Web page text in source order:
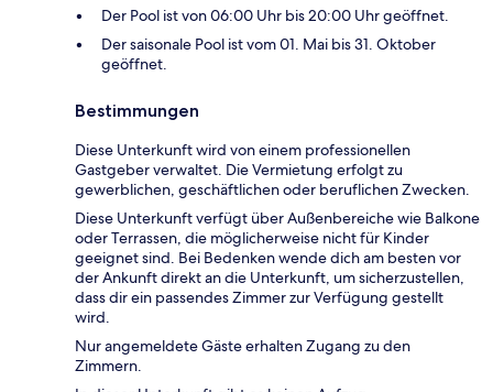
Der Pool ist von 06:00 Uhr bis 20:00 Uhr geöffnet.
Der saisonale Pool ist vom 01. Mai bis 31. Oktober
geöffnet.
Bestimmungen
Diese Unterkunft wird von einem professionellen
Gastgeber verwaltet. Die Vermietung erfolgt zu
gewerblichen, geschäftlichen oder beruflichen Zwecken.
Diese Unterkunft verfügt über Außenbereiche wie Balkone
oder Terrassen, die möglicherweise nicht für Kinder
geeignet sind. Bei Bedenken wende dich am besten vor
der Ankunft direkt an die Unterkunft, um sicherzustellen,
dass dir ein passendes Zimmer zur Verfügung gestellt
wird.
Nur angemeldete Gäste erhalten Zugang zu den
Zimmern.